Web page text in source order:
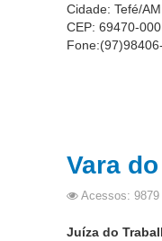
Cidade: Tefé/AM
CEP: 69470-000
Vara
Acessos: 9879
Juíza do